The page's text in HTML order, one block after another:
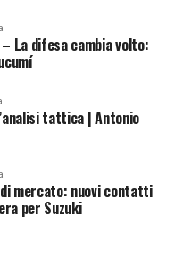
La difesa cambia volto:
tattica | Antonio
mercato: nuovi contatti
per Suzuki